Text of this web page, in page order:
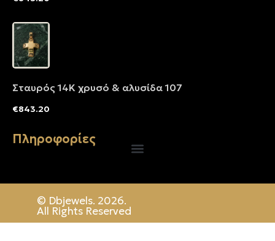
Σταυρός 14Κ χρυσό & αλυσίδα 107
€843.20
Πληροφορίες
© Dbjewels. 2026.
All Rights Reserved